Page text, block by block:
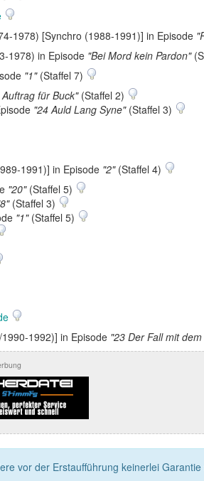
1978) [Synchro (1988-1991)] in Episode
1978) in Episode "Bei Mord kein Pardon"
"1"(Staffel 7)
für Buck"(Staffel 2)
"24 Auld Lang Syne"(Staffel 3)
1991)] in Episode "2"(Staffel 4)
"20"(Staffel 5)
(Staffel 3)
"1"(Staffel 5)
1992)] in Episode "23 Der Fall mit
vor der Erstaufführung keinerlei